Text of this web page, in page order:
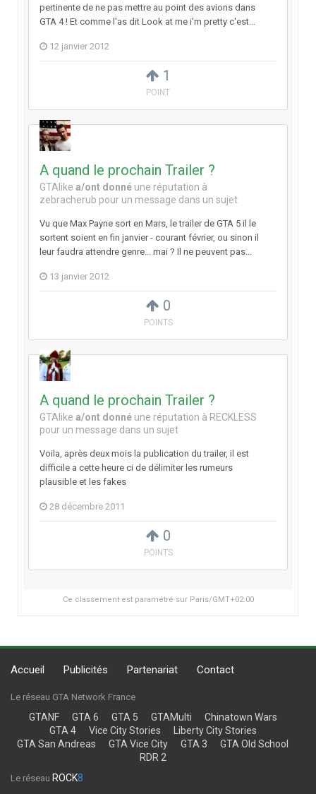
1
POINT
pertinente de ne pas mettre au point des avions dans
GTA 4 ! Et comme l'as dit Look at me i'm pretty c'est...
12 janvier 2012
0
POINTS
A quand le prochain Trailer ?
GTAlike a/ont donné une réputation à
zebracherub pour un message dans un sujet
Vu que Max Payne sort en Mars, le trailer de GTA 5 il le
sortent soient en fin janvier - courant février, ou sinon il
leur faudra attendre genre... mai ? Il ne peuvent pas...
13 janvier 2012
0
POINTS
A quand le prochain Trailer ?
GTAlike a/ont donné une réputation à RECKLESS
pour un message dans un sujet
Voila, après deux mois la publication du trailer, il est
difficile a cette heure ci de délimiter les rumeurs
plausible et les fakes
28 décembre 2011
Ce classement est paramétré sur Paris/GMT+02:00
Accueil Publicités Partenariat Contact
Le réseau GTA Network France
GTANF GTA 6 GTA 5 GTAMulti
Chinatown Wars
GTA 4
Vice City Stories
Liberty City Stories
GTA San Andreas
GTA Vice City GTA 3
GTA Old School
RDR 2
Le réseau ROCK8